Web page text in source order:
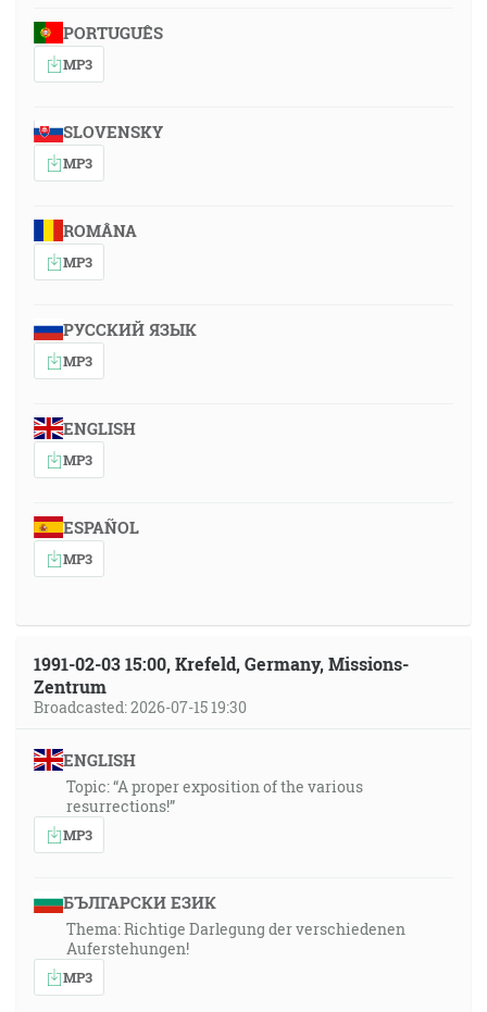
PORTUGUÊS
MP3
SLOVENSKY
MP3
ROMÂNA
MP3
РУССКИЙ ЯЗЫК
MP3
ENGLISH
MP3
ESPAÑOL
MP3
1991-02-03 15:00, Krefeld, Germany, Missions-
Zentrum
Broadcasted: 2026-07-15 19:30
ENGLISH
Topic: “A proper exposition of the various
resurrections!”
MP3
БЪЛГАРСКИ ЕЗИК
Thema: Richtige Darlegung der verschiedenen
Auferstehungen!
MP3